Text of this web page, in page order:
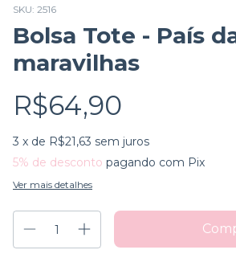
SKU: 2516
Bolsa Tote - País
maravilhas
R$64,90
3 x de R$21,63 sem juros
5% de desconto pagando com Pix
Ver mais detalhes